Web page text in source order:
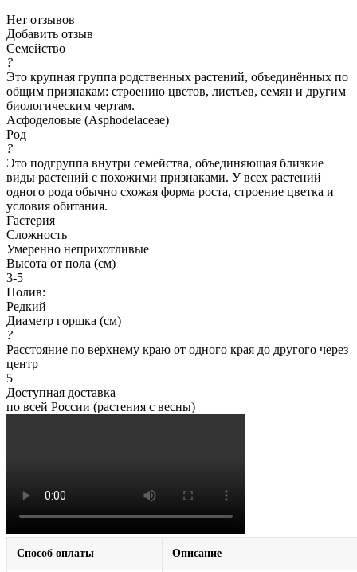
Нет отзывов
Добавить отзыв
Семейство
?
Это крупная группа родственных растений, объединённых по
общим признакам: строению цветов, листьев, семян и другим
биологическим чертам.
Асфоделовые (Asphodelaceae)
Род
?
Это подгруппа внутри семейства, объединяющая близкие
виды растений с похожими признаками. У всех растений
одного рода обычно схожая форма роста, строение цветка и
условия обитания.
Гастерия
Сложность
Умеренно неприхотливые
Высота от пола (см)
3-5
Полив:
Редкий
Диаметр горшка (см)
?
Расстояние по верхнему краю от одного края до другого через
центр
5
Доступная доставка
по всей России (растения с весны)
Способ оплаты Описание